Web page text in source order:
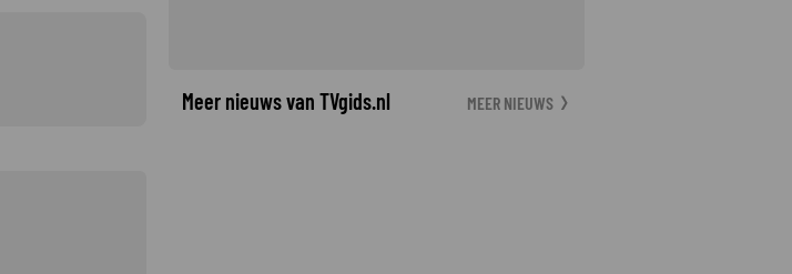
Meer nieuws van TVgids.nl MEER NIEUWS